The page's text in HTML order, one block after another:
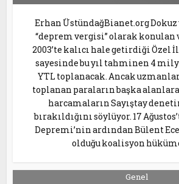
Erhan ÜstündağBianet.org Dokuz
“deprem vergisi” olarak
2003’te kalıcı hale getirdiği
sayesinde bu yıl tahminen 4
YTL toplanacak. Ancak
toplanan paraların başka alanlara
harcamaların Sayıştay
bırakıldığını söylüyor. 17
Depremi’nin ardından Bülent
olduğu koalisyon
Genel